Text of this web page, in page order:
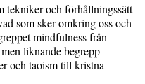
tekniker och förhållningssätt
som sker omkring oss och
mindfulness från
liknande begrepp
och taoism till kristna